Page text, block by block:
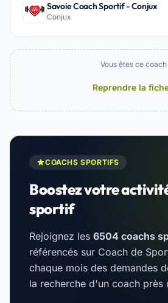
Savoie Coach Sportif - Conjux
Conjux
Vous êtes ce coach
Reprendre la
COACHS SPORTIFS
Boostez votre
sportif
Rejoignez les 6504 coachs
référencés sur Coach de
chaque mois des demandes
la recherche d'un coach près